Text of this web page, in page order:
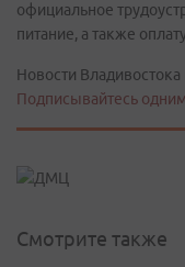
официальное
питание, а также
Новости Владивостока
Подписывайтесь
Смотрите также